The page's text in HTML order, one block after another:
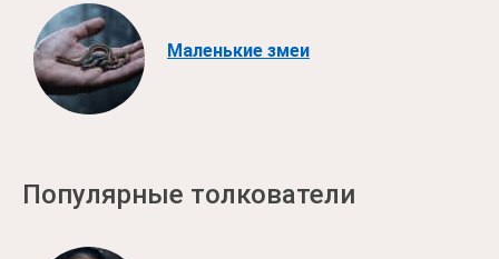
Маленькие змеи
Популярные толкователи